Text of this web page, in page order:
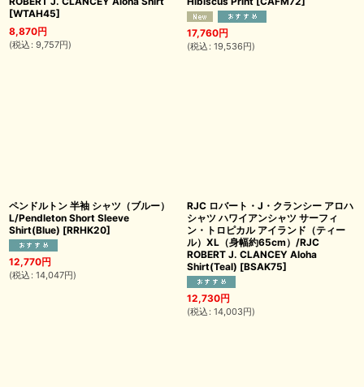
[WTAH45]
8,870円
(税込 : 9,757円)
17,760円
(税込 : 19,536円)
ペンドルトン 半袖 シャツ（ブルー）
L/Pendleton Short Sleeve
Shirt(Blue) [RRHK20]
12,770円
(税込 : 14,047円)
RJC ロバート・J・クランシー アロハ
シャツ ハワイアンシャツ サーフィ
ン・トロピカル アイランド（ティー
ル）XL（身幅約65cm）/RJC
ROBERT J. CLANCEY Aloha
Shirt(Teal) [BSAK75]
12,730円
(税込 : 14,003円)